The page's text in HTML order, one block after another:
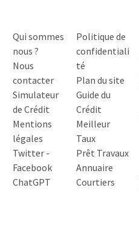
Qui sommes
nous ?
Nous
contacter
Simulateur
de Crédit
Mentions
légales
Twitter-
Facebook
ChatGPT
Politique de
confidentiali
té
Plan du site
Guide du
Crédit
Meilleur
Taux
Prêt Travaux
Annuaire
Courtiers